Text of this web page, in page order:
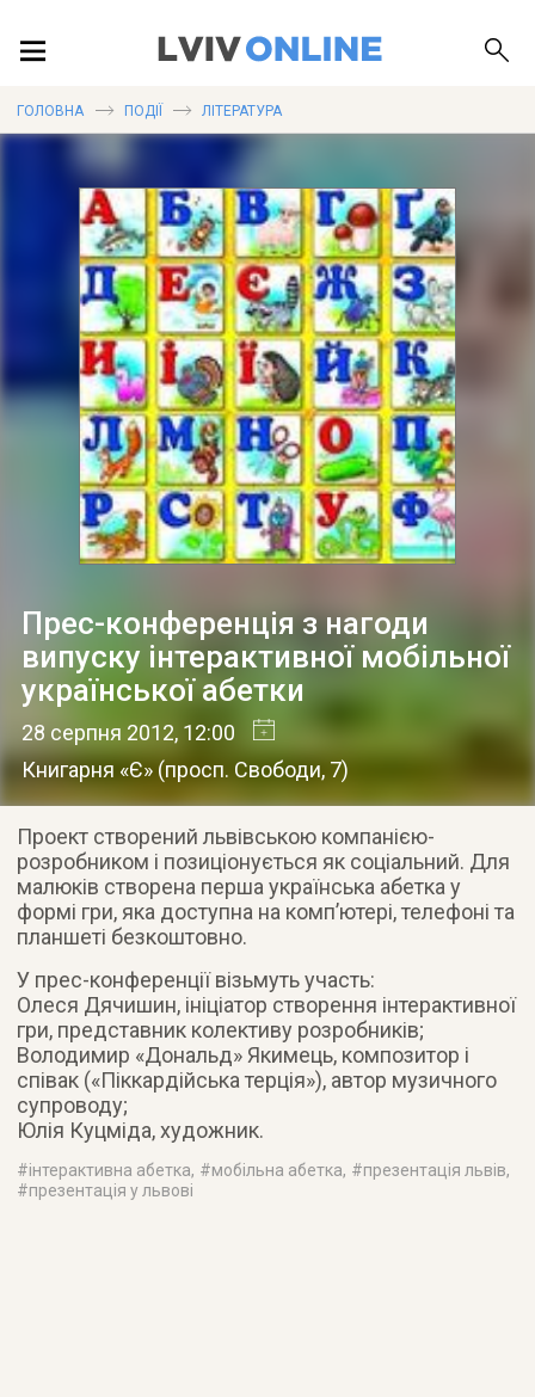
ЛОКАЦІЇ
ПУБЛІКАЦІЇ
ДОВІДКА
ГОЛОВНА ПОДІЇ ЛІТЕРАТУРА
Прес-конференція з нагоди
випуску інтерактивної мобільної
української абетки
28 серпня 2012, 12:00
Книгарня «Є» (просп. Свободи, 7)
Проект створений львівською компанією-
розробником і позиціонується як соціальний. Для
малюків створена перша українська абетка у
формі гри, яка доступна на комп’ютері, телефоні та
планшеті безкоштовно.
У прес-конференції візьмуть участь:
Олеся Дячишин, ініціатор створення інтерактивної
гри, представник колективу розробників;
Володимир «Дональд» Якимець, композитор і
співак («Піккардійська терція»), автор музичного
супроводу;
Юлія Куцміда, художник.
#інтерактивна абетка, #мобільна абетка, #презентація львів,
#презентація у львові